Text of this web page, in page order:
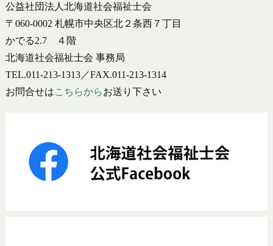
公益社団法人北海道社会福祉士会
〒060-0002 札幌市中央区北２条西７丁目
かでる2.7 ４階
北海道社会福祉士会 事務局
TEL.011-213-1313／FAX.011-213-1314
お問合せはこちらからお送り下さい